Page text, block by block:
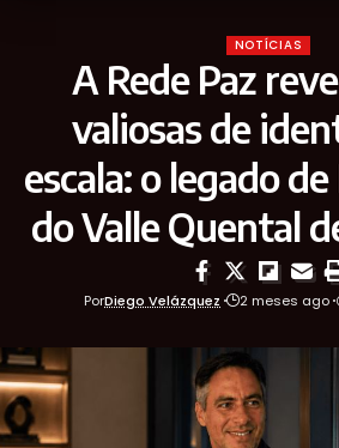
NOTÍCIAS
A Rede Paz
valiosas de
escala: o legado
do Valle Quental
PorDiego Velázquez 2 meses ago